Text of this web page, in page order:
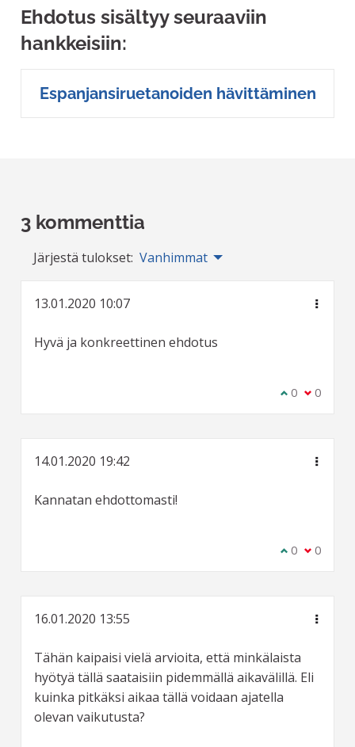
Ehdotus sisältyy seuraaviin
hankkeisiin:
Espanjansiruetanoiden hävittäminen
3 kommenttia
Järjestä tulokset: Vanhimmat
13.01.2020 10:07
Hyvä ja konkreettinen ehdotus
Olen samaa
0 Olen eri
0
14.01.2020 19:42
Kannatan ehdottomasti!
Olen samaa
0 Olen eri
0
16.01.2020 13:55
Tähän kaipaisi vielä arvioita, että minkälaista
hyötyä tällä saataisiin pidemmällä aikavälillä. Eli
kuinka pitkäksi aikaa tällä voidaan ajatella
olevan vaikutusta?